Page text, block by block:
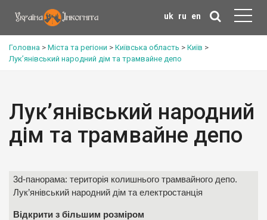
uk ru en
Головна > Міста та регіони > Київська область > Київ >
Лук’янівський народний дім та трамвайне депо
Лук’янівський народний
дім та трамвайне депо
3d-панорама: територія колишнього трамвайного депо.
Лук’янівський народний дім та електростанція
Відкрити з більшим розміром